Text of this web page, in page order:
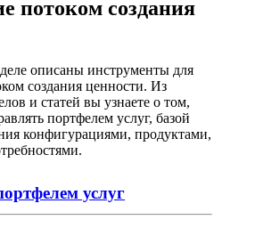
потоком создания
описаны инструменты для
создания ценности. Из
и статей вы узнаете о том,
портфелем услуг, базой
конфигурациями, продуктами,
услуг